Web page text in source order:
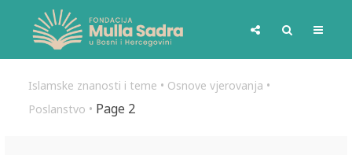
Islamske znanosti i teme • Osnove vjerovanja •
Poslanstvo • Page 2